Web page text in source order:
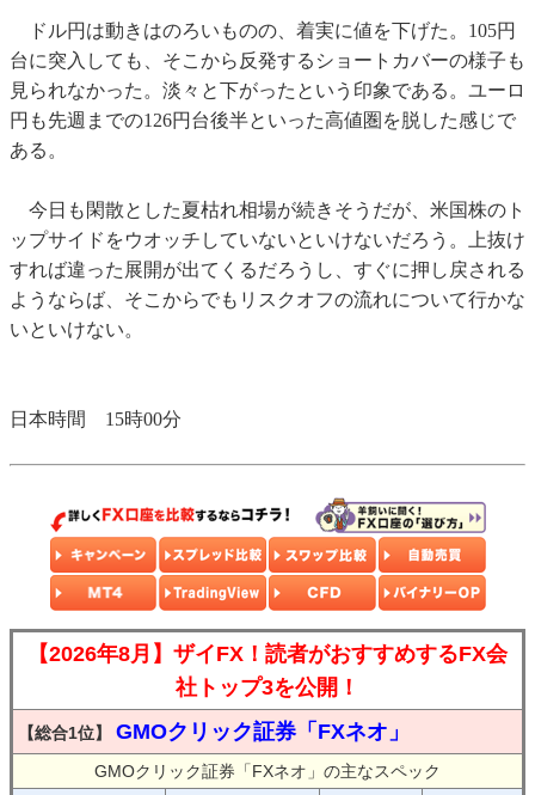
ドル円は動きはのろいものの、着実に値を下げた。105円
台に突入しても、そこから反発するショートカバーの様子も
見られなかった。淡々と下がったという印象である。ユーロ
円も先週までの126円台後半といった高値圏を脱した感じで
ある。
今日も閑散とした夏枯れ相場が続きそうだが、米国株のト
ップサイドをウオッチしていないといけないだろう。上抜け
すれば違った展開が出てくるだろうし、すぐに押し戻される
ようならば、そこからでもリスクオフの流れについて行かな
いといけない。
日本時間 15時00分
【2026年8月】ザイFX！読者がおすすめするFX会
社トップ3を公開！
【総合1位】 GMOクリック証券「FXネオ」
GMOクリック証券「FXネオ」の主なスペック